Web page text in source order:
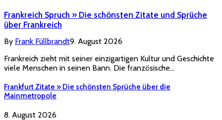
Frankreich Spruch » Die schönsten Zitate und Sprüche
über Frankreich
By Frank Füllbrandt9. August 2026
Frankreich zieht mit seiner einzigartigen Kultur und Geschichte
viele Menschen in seinen Bann. Die französische…
Frankfurt Zitate » Die schönsten Sprüche über die
Mainmetropole
8. August 2026